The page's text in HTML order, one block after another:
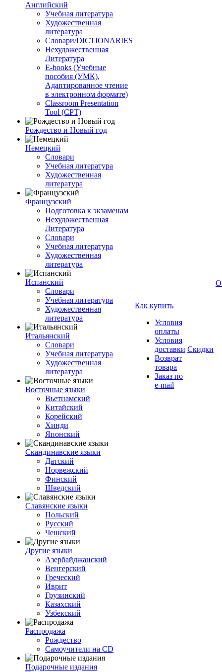
Английский
Учебная литература
Художественная
литература
Словари/DICTIONARIES
Нехудожественная
Литература
E-books (Учебные
пособия (УМК),
Адаптированное чтение
в электронном формате)
Classroom Presentation
Tool (CPT)
Рождество и Новый год
Немецкий
Словари
Учебная литература
Художественная
литература
Французский
Подготовка к экзаменам
Нехудожественная
Литература
Словари
Учебная литература
Художественная
литература
Испанский
Словари
Учебная литература
Художественная
литература
Итальянский
Словари
Учебная литература
Художественная
литература
Восточные языки
Вьетнамский
Китайский
Корейский
Хинди
Японский
Скандинавские языки
Датский
Норвежский
Финский
Шведский
Славянские языки
Польский
Русский
Чешский
Другие языки
Азербайджанский
Венгерский
Греческий
Иврит
Грузинский
Казахский
Узбекский
Распродажа
Рождество
Самоучители на CD
Подарочные издания
Как купить
Условия
оплаты
Условия
доставки
Возврат
товара
Заказ по
e-mail
Скидки
О